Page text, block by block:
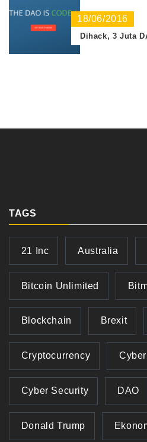
18/06/2016
Dihack, 3 Juta
TAGS
21 Inc Australia
Bitcoin Unlimited
Blockchain Brexit
Cryptocurrency
Cyber Security DAO
Donald Trump